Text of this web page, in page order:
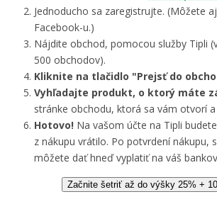
Jednoducho sa zaregistrujte. (Môžete
Facebook-u.)
Nájdite obchod, pomocou služby Tipli
500 obchodov).
Kliknite na tlačidlo "Prejsť do
Vyhľadajte produkt, o ktorý máte
stránke obchodu, ktorá sa vám otvorí
Hotovo! Na vašom účte na Tipli
z nákupu vrátilo. Po potvrdení nákupu,
môžete dať hneď vyplatiť na váš
Začnite šetriť až do výšky 25% +